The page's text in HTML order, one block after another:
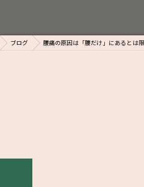
ブログ 腰痛の原因は「腰だけ」にあるとは限